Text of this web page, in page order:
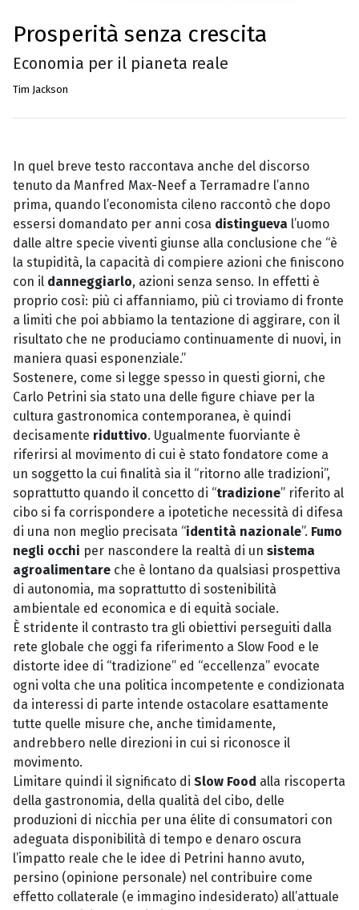
Prosperità senza crescita
Economia per il pianeta reale
Tim Jackson
In quel breve testo raccontava anche del discorso
tenuto da Manfred Max-Neef a Terramadre l’anno
prima, quando l’economista cileno raccontò che dopo
essersi domandato per anni cosa distingueva l’uomo
dalle altre specie viventi giunse alla conclusione che “è
la stupidità, la capacità di compiere azioni che finiscono
con il danneggiarlo, azioni senza senso. In effetti è
proprio così: più ci affanniamo, più ci troviamo di fronte
a limiti che poi abbiamo la tentazione di aggirare, con il
risultato che ne produciamo continuamente di nuovi, in
maniera quasi esponenziale.”
Sostenere, come si legge spesso in questi giorni, che
Carlo Petrini sia stato una delle figure chiave per la
cultura gastronomica contemporanea, è quindi
decisamente riduttivo. Ugualmente fuorviante è
riferirsi al movimento di cui è stato fondatore come a
un soggetto la cui finalità sia il “ritorno alle tradizioni”,
soprattutto quando il concetto di “tradizione” riferito al
cibo si fa corrispondere a ipotetiche necessità di difesa
di una non meglio precisata “identità nazionale”. Fumo
negli occhi per nascondere la realtà di un sistema
agroalimentare che è lontano da qualsiasi prospettiva
di autonomia, ma soprattutto di sostenibilità
ambientale ed economica e di equità sociale.
È stridente il contrasto tra gli obiettivi perseguiti dalla
rete globale che oggi fa riferimento a Slow Food e le
distorte idee di “tradizione” ed “eccellenza” evocate
ogni volta che una politica incompetente e condizionata
da interessi di parte intende ostacolare esattamente
tutte quelle misure che, anche timidamente,
andrebbero nelle direzioni in cui si riconosce il
movimento.
Limitare quindi il significato di Slow Food alla riscoperta
della gastronomia, della qualità del cibo, delle
produzioni di nicchia per una élite di consumatori con
adeguata disponibilità di tempo e denaro oscura
l’impatto reale che le idee di Petrini hanno avuto,
persino (opinione personale) nel contribuire come
effetto collaterale (e immagino indesiderato) all’attuale